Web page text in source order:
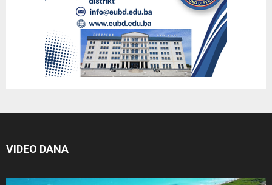
VIDEO DANA